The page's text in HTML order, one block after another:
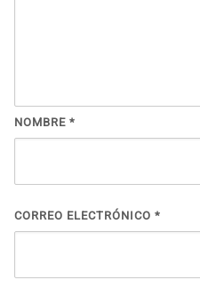
NOMBRE *
CORREO ELECTRÓNICO *